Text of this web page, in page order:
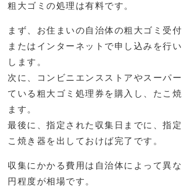
粗大ゴミの処理は有料です。
まず、お住まいの自治体の粗大ゴミ受
またはインターネットで申し込みを行
します。
次に、コンビニエンスストアやスーパ
ている粗大ゴミ処理券を購入し、たこ
ます。
最後に、指定された収集日までに、指
こ焼き器を出しておけば完了です。
収集にかかる費用は自治体によって異
円程度が相場です。